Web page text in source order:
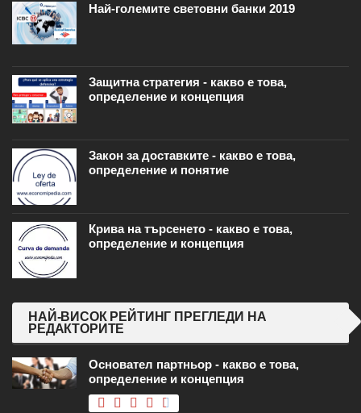
Най-големите световни банки 2019
Защитна стратегия - какво е това,
определение и концепция
Закон за доставките - какво е това,
определение и понятие
Крива на търсенето - какво е това,
определение и концепция
НАЙ-ВИСОК РЕЙТИНГ ПРЕГЛЕДИ НА
РЕДАКТОРИТЕ
Основател партньор - какво е това,
определение и концепция